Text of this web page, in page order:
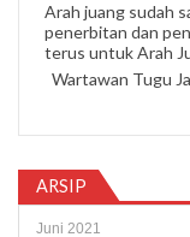
Arah juang sudah
penerbitan dan
terus untuk Arah
Wartawan Tugu
ARSIP